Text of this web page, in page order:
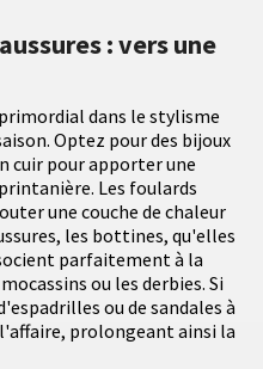
: vers une
dans le stylisme
Optez pour des bijoux
cuir pour apporter une
Les foulards
une couche de chaleur
les bottines, qu'elles
parfaitement à la
ou les derbies. Si
ou de sandales à
prolongeant ainsi la